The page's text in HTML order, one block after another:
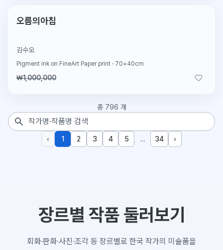
2026.2.13 판매
오름의아침
김수오
Pigment ink on FineArt Paper print · 70×40cm
₩1,000,000
총 796 개
작품 검색
‹ 1 2 3 4 5 … 34 ›
장르별 작품 둘러보기
회화·판화·사진·조각 등 장르별로 한국 작가의 미술품을